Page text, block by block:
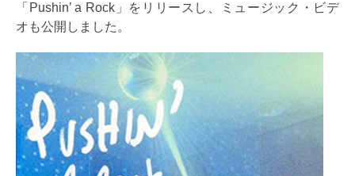
「Pushin’ a Rock」をリリースし、ミュージック・ビデ
オも公開しました。